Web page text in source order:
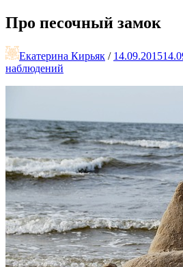
Про песочный замок
Екатерина Кирьяк / 14.09.2015
наблюдений